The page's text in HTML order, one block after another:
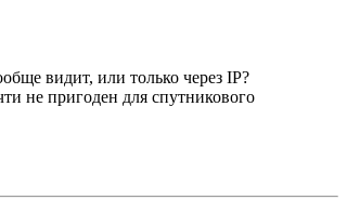
видит, или только через IP?
не пригоден для спутникового